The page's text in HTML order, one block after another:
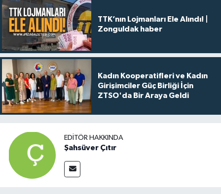
TTK’nın Lojmanları Ele Alındı! |
Zonguldak haber
Kadın Kooperatifleri ve Kadın
Girişimciler Güç Birliği İçin
ZTSO'da Bir Araya Geldi
EDITÖR HAKKINDA
Şahsüver Çıtır